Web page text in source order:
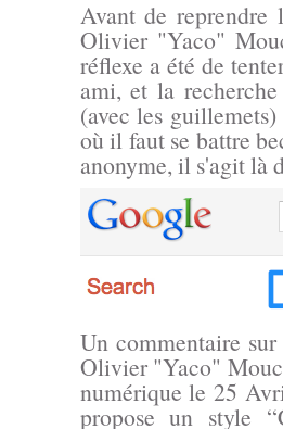
Avant de reprendre
Olivier "Yaco"
réflexe a été de
ami, et la
(avec les
où il faut se battre
anonyme, il s'agit là
Un commentaire
Olivier "Yaco"
numérique le 25
propose un style